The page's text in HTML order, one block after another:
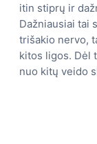
itin stiprų ir
Dažniausiai tai
trišakio nervo,
kitos ligos. Dėl
nuo kitų veido